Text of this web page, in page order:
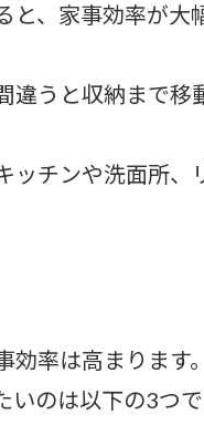
、家事効率が大
違うと収納まで移
チンや洗面所、
率は高まります。
のは以下の3つで